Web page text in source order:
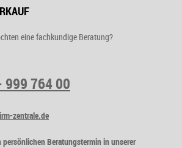
eine fachkundige Beratung?
999 764 00
zentrale.de
persönlichen Beratungstermin in unserer